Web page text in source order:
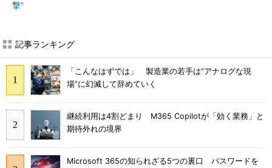
撃”
記事ランキング
「こんなはずでは」 製造業の若手は“アナログな現
場”に幻滅して辞めていく
継続利用は4割どまり M365 Copilotが「効く業務」と
期待外れの境界
Microsoft 365の知られざる5つの裏口 パスワードを